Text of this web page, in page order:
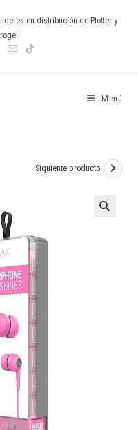
en distribución de Plotter y
Menú
Siguiente producto